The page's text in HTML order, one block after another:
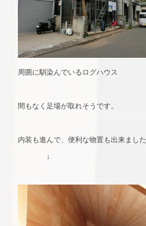
周囲に馴染んでいるログハウス
間もなく足場が取れそうです。
内装も進んで、便利な物置も出来ました
↓